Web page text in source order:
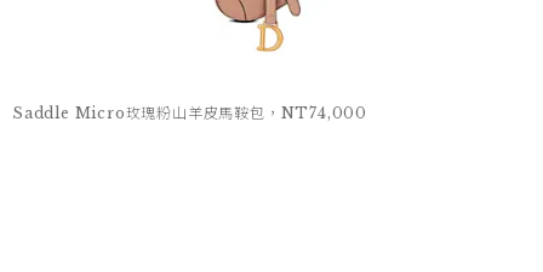
Saddle Micro玫瑰粉山羊皮馬鞍包，NT74,000